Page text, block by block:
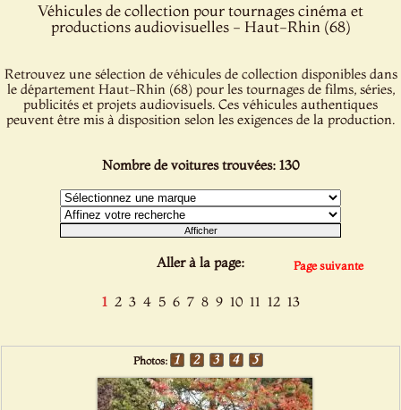
Véhicules de collection pour tournages cinéma et
productions audiovisuelles - Haut-Rhin (68)
Retrouvez une sélection de véhicules de collection disponibles dans
le département Haut-Rhin (68) pour les tournages de films, séries,
publicités et projets audiovisuels. Ces véhicules authentiques
peuvent être mis à disposition selon les exigences de la production.
Nombre de voitures trouvées: 130
Aller à la page: Page suivante
1 2 3 4 5 6 7 8 9 10 11 12 13
Photos: